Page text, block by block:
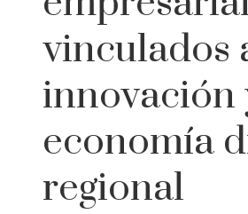
vinculados
innovación
economía
regional